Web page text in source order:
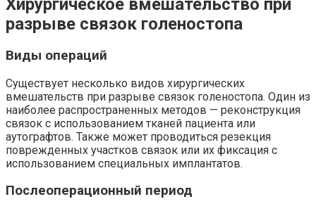
Хирургическое вмешательство при
разрыве связок голеностопа
Виды операций
Существует несколько видов хирургических
вмешательств при разрыве связок голеностопа. Один из
наиболее распространенных методов — реконструкция
связок с использованием тканей пациента или
аутографтов. Также может проводиться резекция
поврежденных участков связок или их фиксация с
использованием специальных имплантатов.
Послеоперационный период